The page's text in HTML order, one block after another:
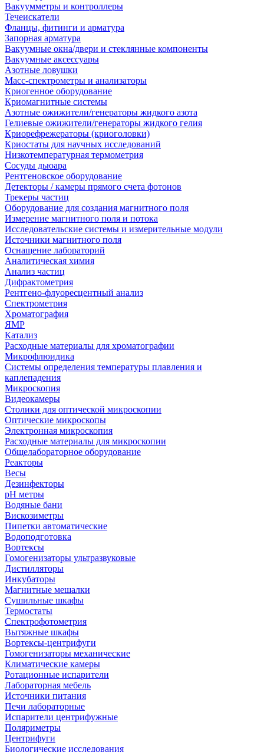
Вакуумметры и контроллеры
Течеискатели
Фланцы, фитинги и арматура
Запорная арматура
Вакуумные окна/двери и стеклянные компоненты
Вакуумные аксессуары
Азотные ловушки
Масс-спектрометры и анализаторы
Криогенное оборудование
Криомагнитные системы
Азотные ожижители/генераторы жидкого азота
Гелиевые ожижители/генераторы жидкого гелия
Криорефрежераторы (криоголовки)
Криостаты для научных исследований
Низкотемпературная термометрия
Сосуды дьюара
Рентгеновское оборудование
Детекторы / камеры прямого счета фотонов
Трекеры частиц
Оборудование для создания магнитного поля
Измерение магнитного поля и потока
Исследовательские системы и измерительные модули
Источники магнитного поля
Оснащение лабораторий
Аналитическая химия
Анализ частиц
Дифрактометрия
Рентгено-флуоресцентный анализ
Спектрометрия
Хроматография
ЯМР
Катализ
Расходные материалы для хроматографии
Микрофлюидика
Системы определения температуры плавления и
каплепадения
Микроскопия
Видеокамеры
Столики для оптической микроскопии
Оптические микроскопы
Электронная микроскопия
Расходные материалы для микроскопии
Общелабораторное оборудование
Реакторы
Весы
Дезинфекторы
рН метры
Водяные бани
Вискозиметры
Пипетки автоматические
Водоподготовка
Вортексы
Гомогенизаторы ультразвуковые
Дистилляторы
Инкубаторы
Магнитные мешалки
Сушильные шкафы
Термостаты
Спектрофотометрия
Вытяжные шкафы
Вортексы-центрифуги
Гомогенизаторы механические
Климатические камеры
Ротационные испарители
Лабораторная мебель
Источники питания
Печи лабораторные
Испарители центрифужные
Поляриметры
Центрифуги
Биологические исследования